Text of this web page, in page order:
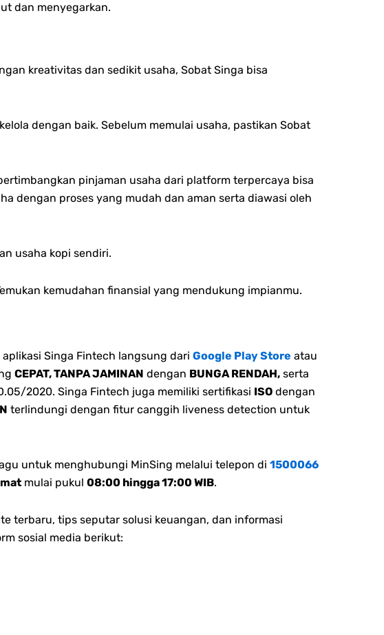
dan menyegarkan.
kreativitas dan sedikit usaha, Sobat Singa bisa
dengan baik. Sebelum memulai usaha, pastikan Sobat
pinjaman usaha dari platform terpercaya bisa
dengan proses yang mudah dan aman serta diawasi oleh
usaha kopi sendiri.
kemudahan finansial yang mendukung impianmu.
Singa Fintech langsung dari Google Play Store atau
CEPAT, TANPA JAMINAN dengan BUNGA RENDAH, serta
2020. Singa Fintech juga memiliki sertifikasi ISO dengan
terlindungi dengan fitur canggih liveness detection untuk
untuk menghubungi MinSing melalui telepon di 1500066
mulai pukul 08:00 hingga 17:00 WIB.
terbaru, tips seputar solusi keuangan, dan informasi
sosial media berikut: